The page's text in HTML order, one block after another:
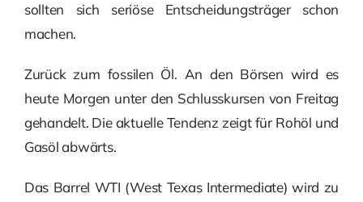
sollten sich seriöse Entscheidungsträger schon
machen.
Zurück zum fossilen Öl. An den Börsen wird es
heute Morgen unter den Schlusskursen von Freitag
gehandelt. Die aktuelle Tendenz zeigt für Rohöl und
Gasöl abwärts.
Das Barrel WTI (West Texas Intermediate) wird zu